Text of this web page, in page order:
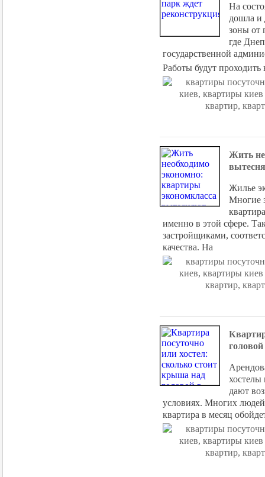
На
дошла и
зоны от
где
государственной
Работы будут проходить
Жить
Жилье
Многие
именно в этой сфере.
застройщиками,
качества. На
дают
условиях. Многих
квартира в месяц